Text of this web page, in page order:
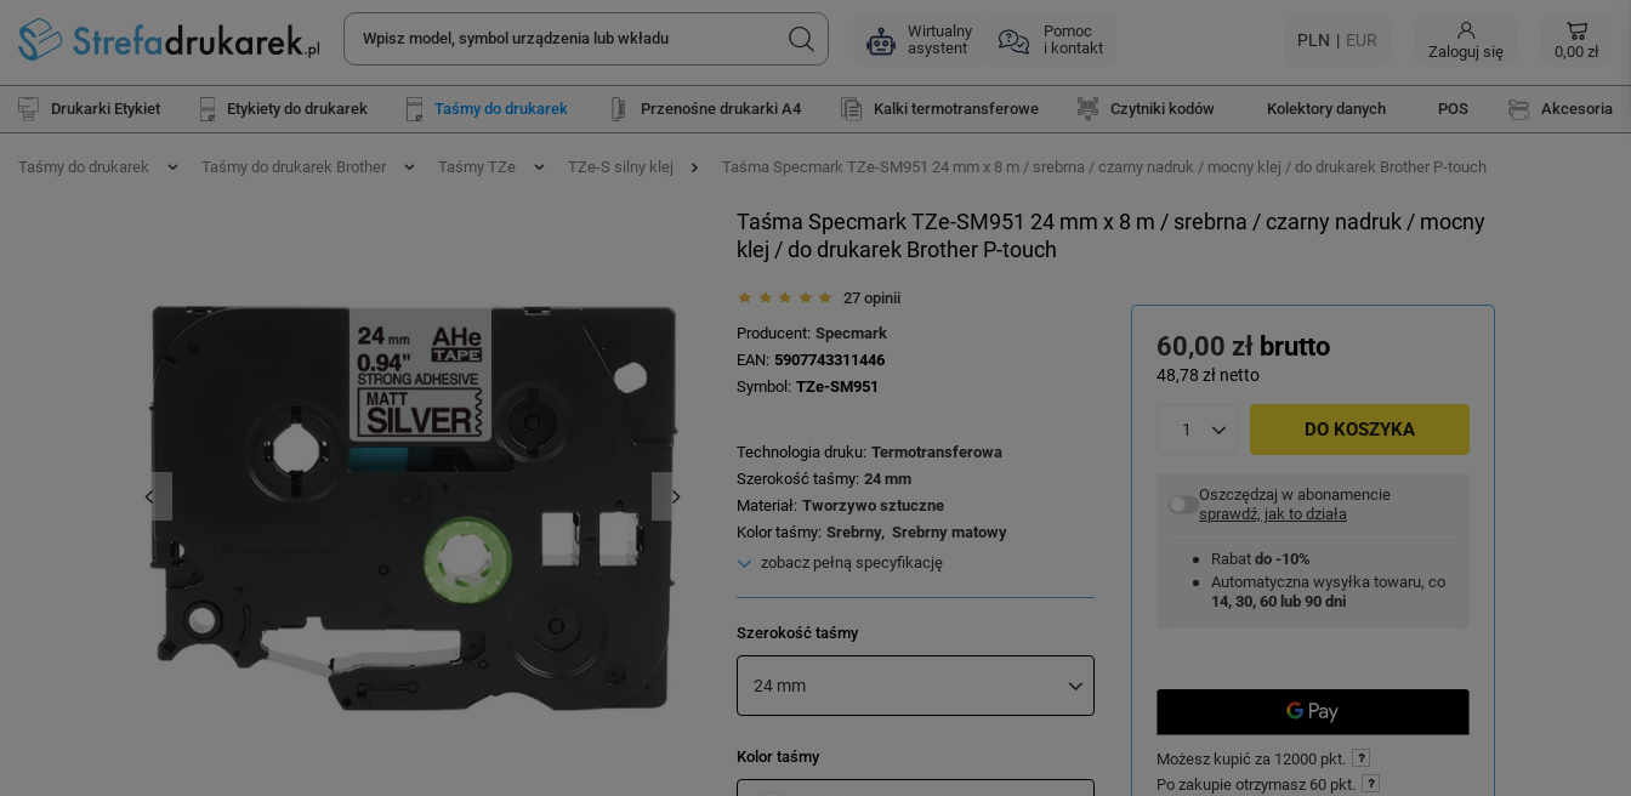
Wirtualny
asystent
Pomoc
i kontakt
PLN EUR
Zaloguj się 0,00 zł
Drukarki Etykiet Etykiety do drukarek Taśmy do drukarek Przenośne drukarki A4 Kalki termotransferowe Czytniki kodów Kolektory danych POS Akcesoria
Taśmy do drukarek Taśmy do drukarek Brother Taśmy TZe TZe-S silny klej Taśma Specmark TZe-SM951 24 mm x 8 m / srebrna / czarny nadruk / mocny klej / do drukarek Brother P-touch
Taśma Specmark TZe-SM951 24 mm x 8 m / srebrna / czarny nadruk / mocny
klej / do drukarek Brother P-touch
27 opinii
60,00 zł brutto
48,78 zł netto
DO KOSZYKA
Oszczędzaj w abonamencie
sprawdź, jak to działa
Rabat do -10%
Automatyczna wysyłka towaru, co
14, 30, 60 lub 90 dni
Możesz kupić za 12000 pkt.
Po zakupie otrzymasz 60 pkt.
Producent Specmark
EAN 5907743311446
Symbol
TZe-SM951
Technologia druku Termotransferowa
Szerokość taśmy 24 mm
Materiał Tworzywo sztuczne
Kolor taśmy Srebrny
Srebrny matowy
zobacz pełną specyfikację
Szerokość taśmy
24 mm
Kolor taśmy